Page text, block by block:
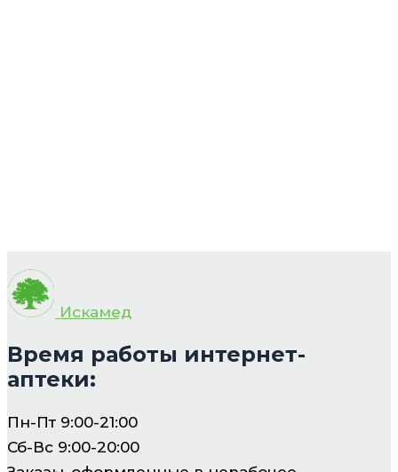
Искамед
Время работы интернет-
аптеки:
Пн-Пт 9:00-21:00
Сб-Вс 9:00-20:00